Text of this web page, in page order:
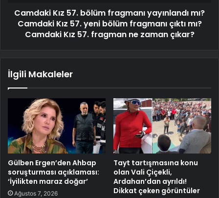
Camdaki Kız 57. bölüm fragmanı yayınlandı mı?
Camdaki Kız 57. yeni bölüm fragmanı çıktı mı?
Camdaki Kız 57. fragman ne zaman çıkar?
İlgili Makaleler
Gülben Ergen’den Ahbap
soruşturması açıklaması:
‘İyilikten maraz doğar’
Ağustos 7, 2026
Tayt tartışmasına konu
olan Vali Çiçekli,
Ardahan’dan ayrıldı!
Dikkat çeken görüntüler